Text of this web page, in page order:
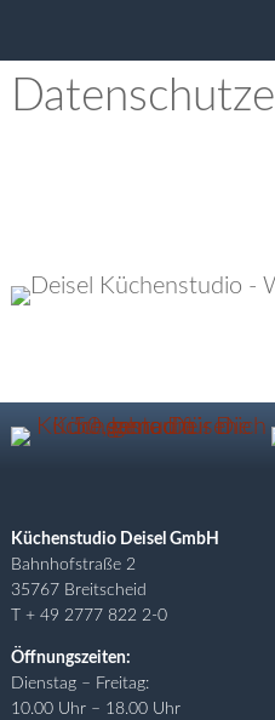
Küchenstudio Deisel GmbH
Bahnhofstraße 2
35767 Breitscheid
T + 49 2777 822 2-0
Öffnungszeiten:
Dienstag – Freitag:
10.00 Uhr – 18.00 Uhr